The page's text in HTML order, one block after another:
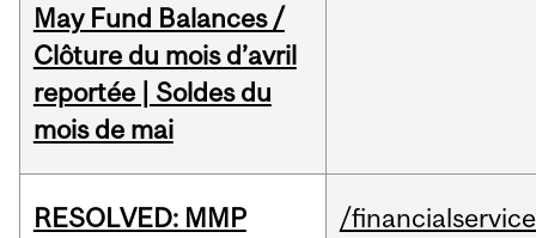
May Fund Balances /
Clôture du mois d’avril
reportée | Soldes du
mois de mai
RESOLVED: MMP
/